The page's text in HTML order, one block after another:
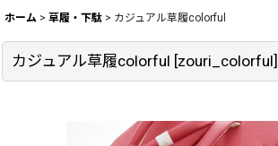
ホーム > 草履・下駄 > カジュアル草履colorful
カジュアル草履colorful [zouri_colorful]